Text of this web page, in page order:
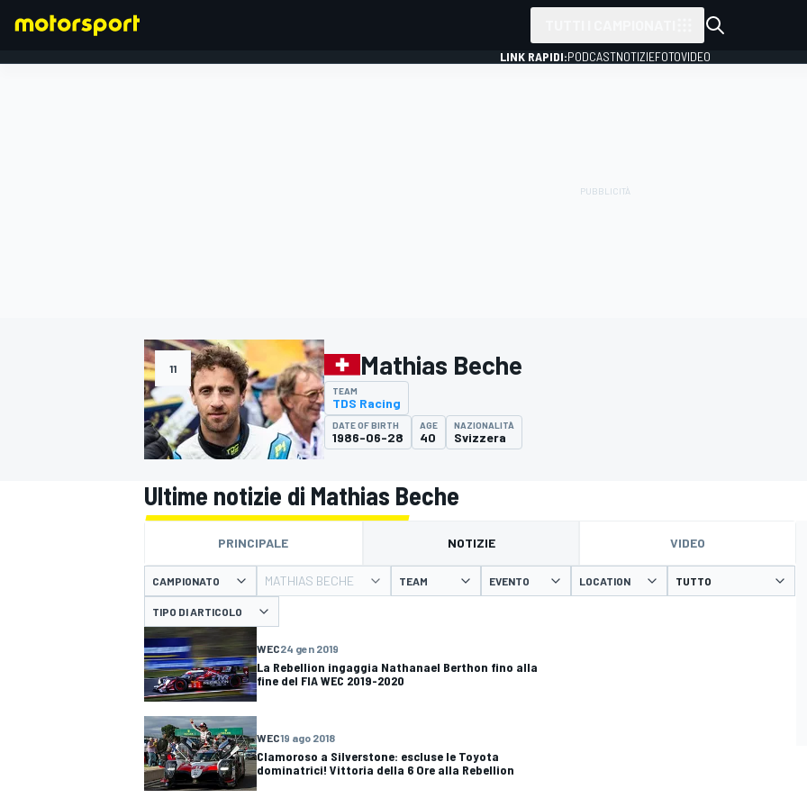
MOTOGP WEC
WRC
LINK RAPIDI:PODCASTNOTIZIEFOTOVIDEO
11 Mathias Beche
TEAM
TDS Racing
DATE OF BIRTH
1986-06-28
AGE
40
NAZIONALITÀ
Svizzera
Ultime notizie di Mathias Beche
PRINCIPALE NOTIZIE VIDEO
CAMPIONATO MATHIAS BECHE TEAM EVENTO LOCATION
TIPO DI ARTICOLO
WEC24 gen 2019
La Rebellion ingaggia Nathanael Berthon fino alla
fine del FIA WEC 2019-2020
WEC19 ago 2018
Clamoroso a Silverstone: escluse le Toyota
dominatrici! Vittoria della 6 Ore alla Rebellion